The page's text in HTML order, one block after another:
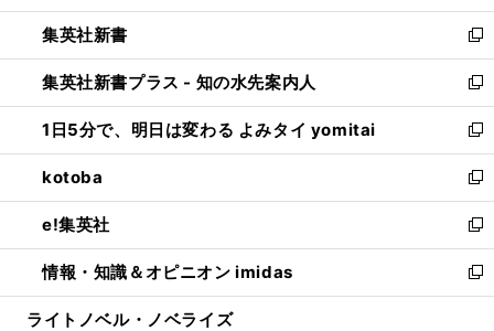
開
く
ウ
で
開
く
ウ
ィ
ン
ド
ウ
で
開
く
し
い
ウ
ィ
ン
ド
ウ
で
開
く
集英社新書
新
し
い
ウ
ィ
ン
ド
ウ
で
開
く
集英社新書プラス - 知の水先案内人
新
し
い
ウ
ィ
ン
ド
ウ
で
開
1日5分で、明日は変わる よみタイ yomitai
新
し
い
ウ
ィ
ン
ド
ウ
kotoba
新
し
い
ウ
ィ
ン
e!集英社
新
し
い
ウ
情報・知識＆オピニオン imidas
新
し
ライトノベル・ノベライズ